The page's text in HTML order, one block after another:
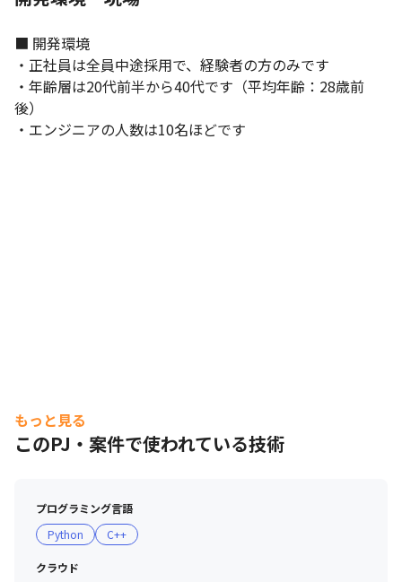
■ 開発環境
・正社員は全員中途採用で、経験者の方のみです
・年齢層は20代前半から40代です（平均年齢：28歳前
後）
・エンジニアの人数は10名ほどです
もっと見る
このPJ・案件で使われている技術
プログラミング言語
Python
C++
クラウド